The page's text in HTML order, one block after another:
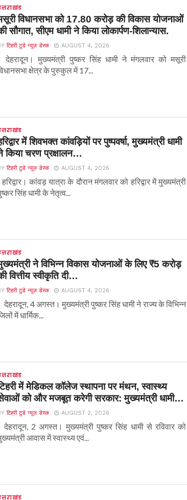
विधानसभा को 17.80 करोड़ की विकास योजनाओं
सौगात, सीएम धामी ने किया लोकार्पण-शिलान्यास.
टिहरी टुडे न्यूज़ डेस्क AUGUST 4, 2026
देहरादून। मुख्यमंत्री पुष्कर सिंह धामी ने मंगलवार को मसूरी
क्षेत्र के पुरुकुल में 17...
में शिवभक्त कांवड़ियों पर पुष्पवर्षा, मुख्यमंत्री धामी
किया चरण प्रक्षालन…
टिहरी टुडे न्यूज़ डेस्क AUGUST 4, 2026
हरिद्वार। कांवड़ यात्रा के दौरान मंगलवार को हरिद्वार में मुख्यमंत्री
सिंह धामी के नेतृत्व...
ने विभिन्न विकास योजनाओं के लिए ₹5 करोड़
वित्तीय स्वीकृति दी…
टिहरी टुडे न्यूज़ डेस्क AUGUST 4, 2026
देहरादून, 4 अगस्त। मुख्यमंत्री पुष्कर सिंह धामी ने राज्य के विभिन्न
में धार्मिक...
में मेडिकल कॉलेज स्थापना पर मंथन, स्वास्थ्य
को और मजबूत करेगी सरकार: मुख्यमंत्री धामी…
टिहरी टुडे न्यूज़ डेस्क AUGUST 2, 2026
देहरादून, 2 अगस्त। मुख्यमंत्री पुष्कर सिंह धामी से रविवार को
आवास में स्वास्थ्य एवं...